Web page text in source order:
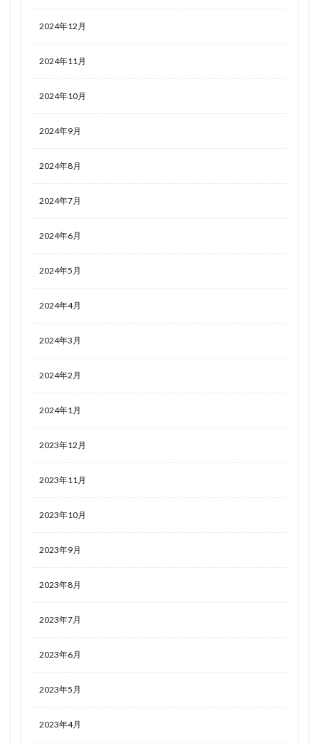
2024年12月
2024年11月
2024年10月
2024年9月
2024年8月
2024年7月
2024年6月
2024年5月
2024年4月
2024年3月
2024年2月
2024年1月
2023年12月
2023年11月
2023年10月
2023年9月
2023年8月
2023年7月
2023年6月
2023年5月
2023年4月